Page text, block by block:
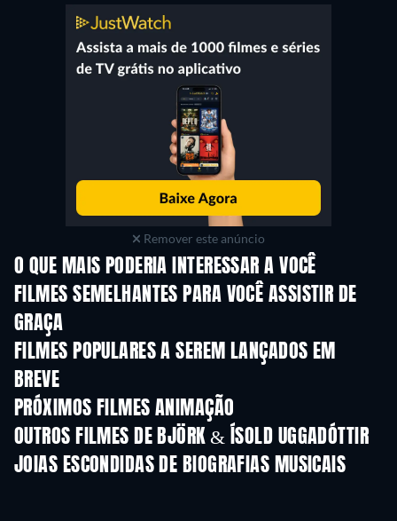
Remover este anúncio
O QUE MAIS PODERIA INTERESSAR A VOCÊ
FILMES SEMELHANTES PARA VOCÊ ASSISTIR DE
GRAÇA
FILMES POPULARES A SEREM LANÇADOS EM
BREVE
PRÓXIMOS FILMES ANIMAÇÃO
OUTROS FILMES DE BJÖRK & ÍSOLD UGGADÓTTIR
JOIAS ESCONDIDAS DE BIOGRAFIAS MUSICAIS